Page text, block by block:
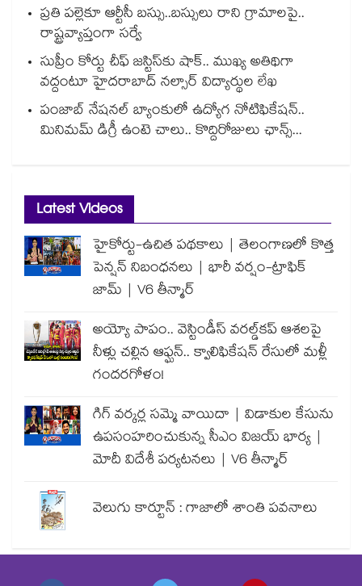
ప్రతి పల్లెకూ ఆర్టీసీ బస్సు..బస్సులు రాని గ్రామాలపై..
రాష్ట్రవ్యాప్తంగా సర్వే
సుప్రీం కోర్టు చీఫ్ జస్టిస్⁭కు షాక్.. ముఖ్య అతిథిగా
వద్దంటూ హైదరాబాద్ నల్సార్ విద్యార్థుల లేఖ
పంజాబ్ నేషనల్ బ్యాంకులో ఉద్యోగ నోటిఫికేషన్..
మినిమమ్ డిగ్రీ ఉంటె చాలు.. కొద్దిరోజులు ఛాన్స్...
Latest Videos
హైకోర్టు-ఉచిత పథకాలు | తెలంగాణలో కొత్త
పెన్షన్ నిబంధనలు | భారీ వర్షం-ట్రాఫిక్
జామ్ | V6 తీన్మార్
అయ్యో పాపం.. వెస్టిండీస్ వరల్డ్‌కప్ ఆశలపై
నీళ్లు చల్లిన ఆఫ్ఘన్.. క్వాలిఫికేషన్ రేసులో మళ్లీ
గందరగోళం!
గిగ్ వర్కర్ల సమ్మె వాయిదా | విడాకుల కేసును
ఉపసంహరించుకున్న సీఎం విజయ్ భార్య |
మోదీ విదేశీ పర్యటనలు | V6 తీన్మార్
వెలుగు కార్టూన్ : గాజాలో శాంతి పవనాలు